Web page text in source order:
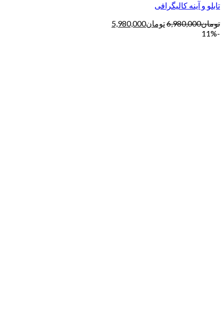
تابلو و آینه کالیگرافی
تومان6,980,000تومان5,980,000
-11%